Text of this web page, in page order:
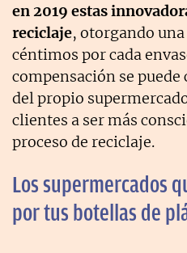
en 2019 estas
reciclaje, otorgando
céntimos por cada
compensación se
del propio
clientes a ser más
proceso de reciclaje.
Los supermercados
por tus botellas de